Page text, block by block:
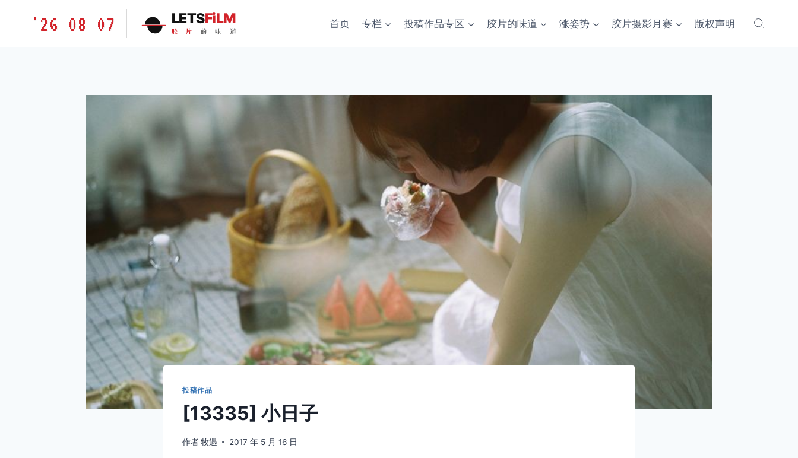
胶'26 08 07 LETSFiLM
胶 片 的 味 道
首页 专栏 投稿作品专区 胶片的味道 涨姿势 胶片摄影月赛 版权声明
投稿作品
[13335] 小日子
作者牧遇 2017 年 5 月 16 日